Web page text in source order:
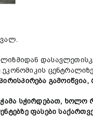
გამოიწვია,
ჭამა სჭირდებათ, ხოლო
ფასები